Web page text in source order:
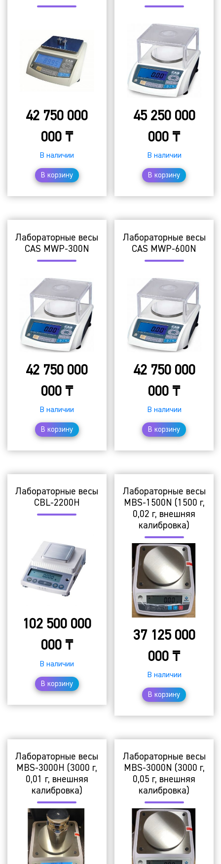
42 750 000
000 ₸
В наличии
В корзину
45 250 000
000 ₸
В наличии
В корзину
Лабораторные весы
CAS MWP-300N
42 750 000
000 ₸
В наличии
В корзину
Лабораторные весы
CAS MWP-600N
42 750 000
000 ₸
В наличии
В корзину
Лабораторные весы
CBL-2200H
102 500 000
000 ₸
В наличии
В корзину
Лабораторные весы
MBS-1500N (1500 г,
0,02 г, внешняя
калибровка)
37 125 000
000 ₸
В наличии
В корзину
Лабораторные весы
MBS-3000H (3000 г,
0,01 г, внешняя
калибровка)
Лабораторные весы
MBS-3000N (3000 г,
0,05 г, внешняя
калибровка)